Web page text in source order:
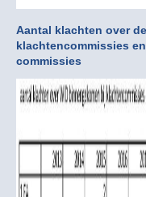
Aantal klachten over
klachtencommissies
commissies